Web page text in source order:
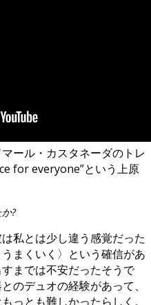
ール・カスタネーダのトレ
for everyone”という上原
?
私とは少し違う感覚だった
まくいく〉という確信があ
までは不安だったそうで
のデュオの経験があって、
っとも難しかったらしく。